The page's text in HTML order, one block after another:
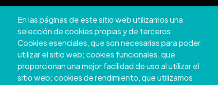
En las páginas de este sitio web utilizamos una
selección de cookies propias y de terceros:
Cookies esenciales, que son necesarias para poder
utilizar el sitio web; cookies funcionales, que
proporcionan una mejor facilidad de uso al utilizar el
sitio web; cookies de rendimiento, que utilizamos
Pontevedra
+34 986 804 100 | +34 986 804 124